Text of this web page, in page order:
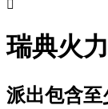

瑞典火力
派出包含至